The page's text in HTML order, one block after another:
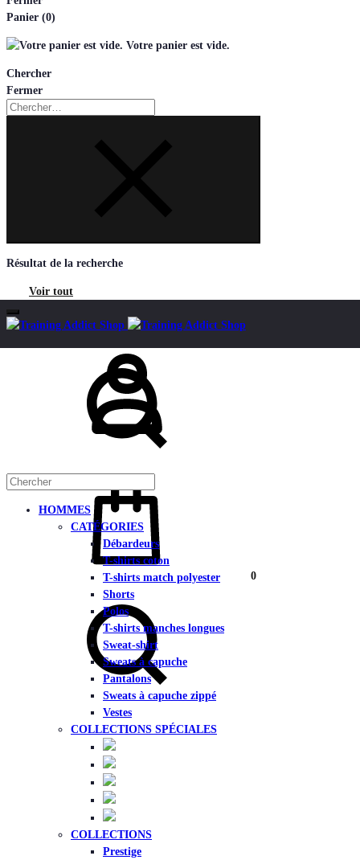
Panier (0)
Votre panier est vide.
Chercher
Fermer
Chercher
Résultat de la recherche
Voir tout
0
HOMMES
CATÉGORIES
Débardeurs
T-shirts coton
T-shirts match polyester
Shorts
Polos
T-shirts manches longues
Sweat-shirt
Sweats à capuche
Pantalons
Sweats à capuche zippé
Vestes
COLLECTIONS SPÉCIALES
COLLECTIONS
Prestige